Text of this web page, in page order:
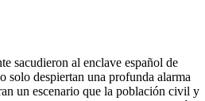
sacudieron al enclave español de
solo despiertan una profunda alarma
un escenario que la población civil y